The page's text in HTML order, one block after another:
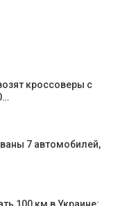
кроссоверы с
7 автомобилей,
100 км в Украине: